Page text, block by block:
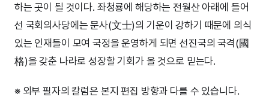
하는 곳이 될 것이다. 좌청룡에 해당하는 전월산 아래에 들어
선 국회의사당에는 문사(文士)의 기운이 강하기 때문에 의식
있는 인재들이 모여 국정을 운영하게 되면 선진국의 국격(國
格)을 갖춘 나라로 성장할 기회가 올 것으로 믿는다.
※ 외부 필자의 칼럼은 본지 편집 방향과 다를 수 있습니다.